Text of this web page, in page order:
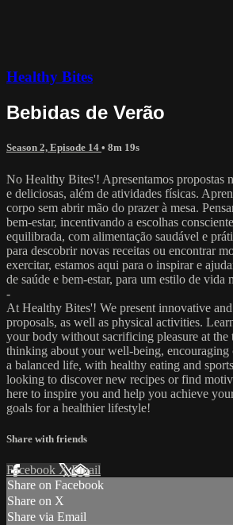
Healthy Bites
Bebidas de Verão
Season 2, Episode 14 • 8m 19s
No Healthy Bites'! Apresentamos propostas
e deliciosas, além de atividades físicas.
corpo sem abrir mão do prazer à mesa.
bem-estar, incentivando a escolhas
equilibrada, com alimentação saudável e
para descobrir novas receitas ou encontrar
exercitar, estamos aqui para o inspirar e
de saúde e bem-estar, para um estilo de vida
-
At Healthy Bites'! We present innovative
proposals, as well as physical activities.
your body without sacrificing pleasure at the
thinking about your well-being, encouraging
a balanced life, with healthy eating and
looking to discover new recipes or find
here to inspire you and help you achieve
goals for a healthier lifestyle!
Share with friends
Facebook XEmail
Share on Facebook
Share on X
Share via Email